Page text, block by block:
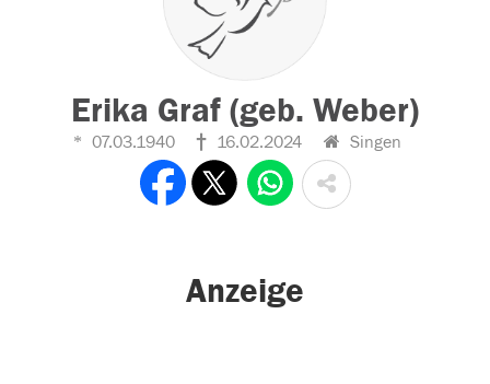
Erika Graf (geb. Weber)
07.03.1940 16.02.2024 Singen
Anzeige